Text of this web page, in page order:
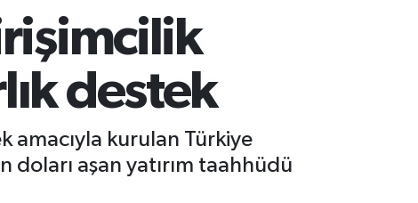
destek
amacıyla kurulan Türkiye
doları aşan yatırım taahhüdü